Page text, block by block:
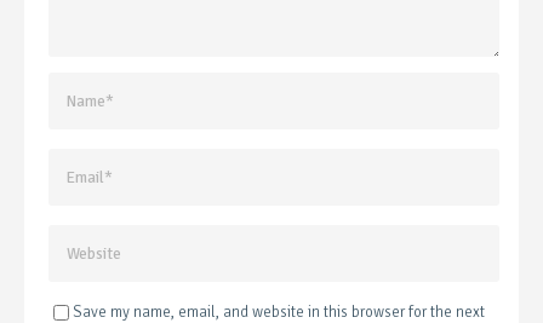
Save my name, email, and website in this browser for the next